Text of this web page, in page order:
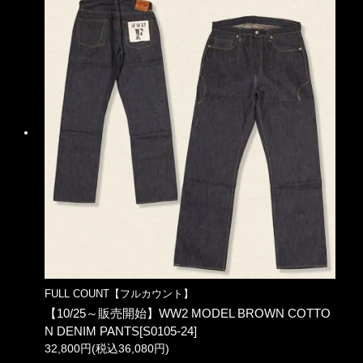
FULL COUNT【フルカウント】
【10/25～販売開始】WW2 MODEL BROWN COTTO
N DENIM PANTS[S0105-24]
32,800円(税込36,080円)